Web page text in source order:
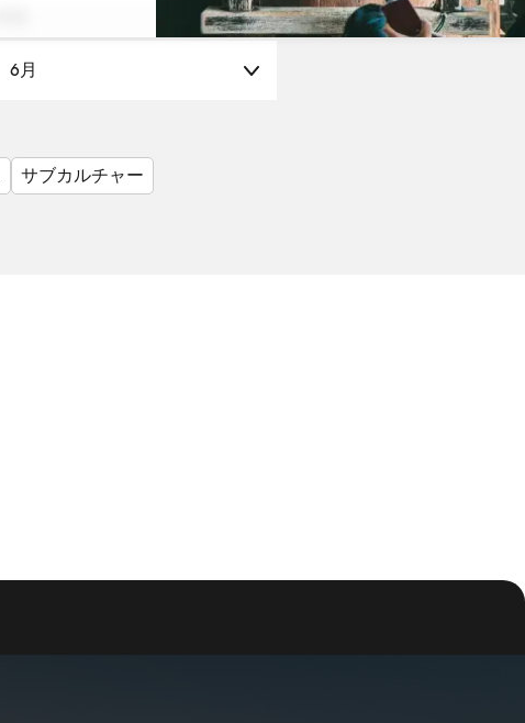
6月
サブカルチャー